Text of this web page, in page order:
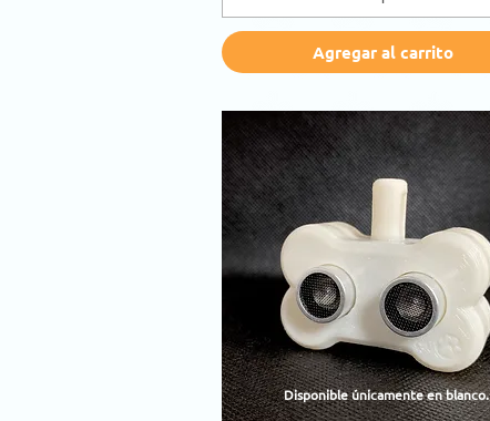
Agregar al carrito
Disponible únicamente en blanco.